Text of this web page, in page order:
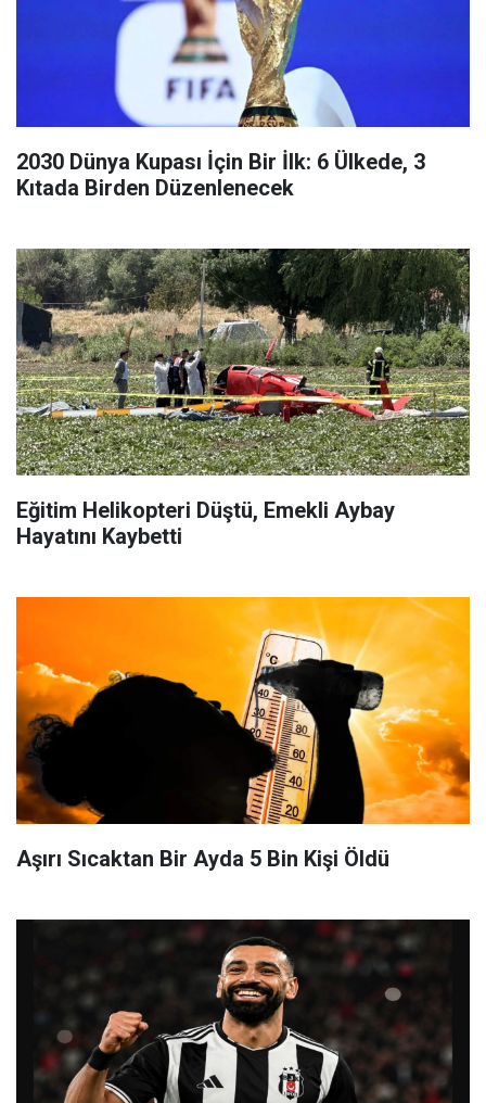
2030 Dünya Kupası İçin Bir İlk: 6 Ülkede, 3
Kıtada Birden Düzenlenecek
Eğitim Helikopteri Düştü, Emekli Aybay
Hayatını Kaybetti
Aşırı Sıcaktan Bir Ayda 5 Bin Kişi Öldü